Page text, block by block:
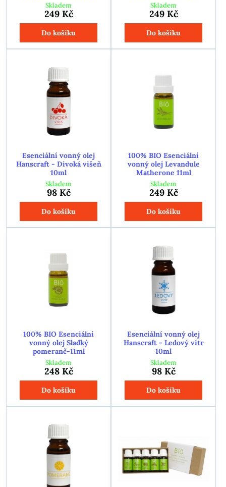
Skladem
249 Kč
Do košíku
Skladem
249 Kč
Do košíku
Esenciální vonný olej
Hanscraft - Divoká višeň
10ml
Skladem
98 Kč
Do košíku
100% BIO Esenciální
vonný olej Levandule
Matherone 11ml
Skladem
249 Kč
Do košíku
100% BIO Esenciální
vonný olej Sladký
pomeranč-11ml
Skladem
248 Kč
Do košíku
Esenciální vonný olej
Hanscraft - Ledový vítr
10ml
Skladem
98 Kč
Do košíku